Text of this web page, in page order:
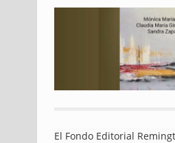
El Fondo Editorial